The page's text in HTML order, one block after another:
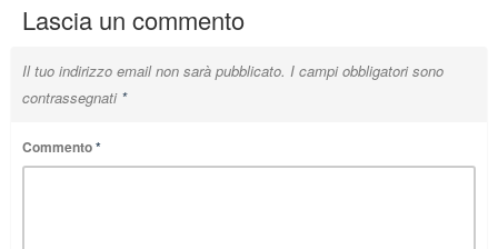
Lascia un commento
Il tuo indirizzo email non sarà pubblicato. I campi obbligatori sono
contrassegnati *
Commento*